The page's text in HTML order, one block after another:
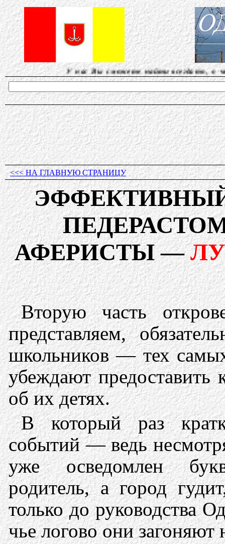
У нас Вы сможете найти всегда то, о чем другие
<<< НА ГЛАВНУЮ СТРАНИЦУ
АФЕРИСТЫ —
Вторую часть
представляем,
школьников — тех самых
убеждают
об их детях.
В который раз
событий — ведь
уже осведомлен
родитель, а город
только до руководства
чье логово они загоняют